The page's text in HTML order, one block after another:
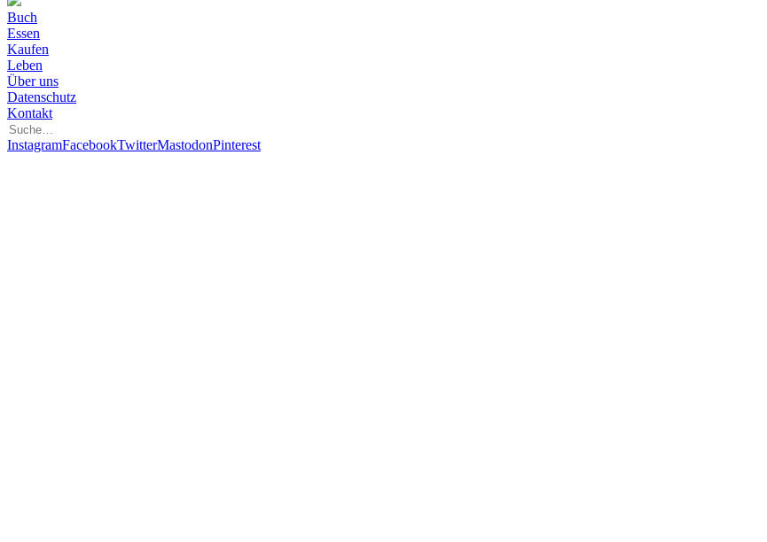
Buch
Essen
Kaufen
Leben
Über uns
Datenschutz
Kontakt
InstagramFacebookTwitterMastodonPinterest